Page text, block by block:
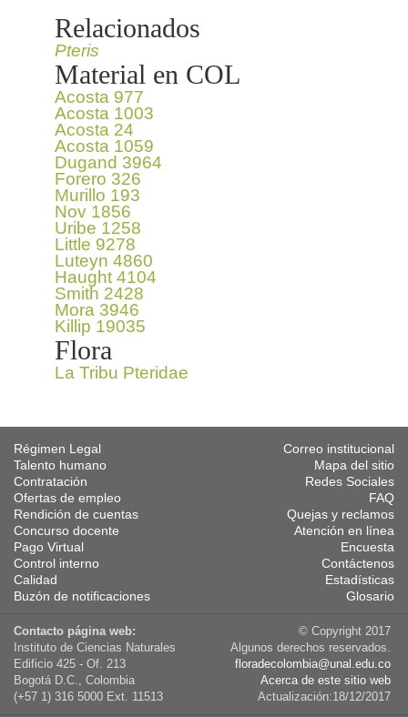
Relacionados
Pteris
Material en COL
Acosta 977
Acosta 1003
Acosta 24
Acosta 1059
Dugand 3964
Forero 326
Murillo 193
Nov 1856
Uribe 1258
Little 9278
Luteyn 4860
Haught 4104
Smith 2428
Mora 3946
Killip 19035
Flora
La Tribu Pteridae
Régimen Legal
Talento humano
Contratación
Ofertas de empleo
Rendición de cuentas
Concurso docente
Pago Virtual
Control interno
Calidad
Buzón de notificaciones
Correo institucional
Mapa del sitio
Redes Sociales
FAQ
Quejas y reclamos
Atención en línea
Encuesta
Contáctenos
Estadísticas
Glosario
Contacto página web:
Instituto de Ciencias Naturales
Edificio 425 - Of. 213
Bogotá D.C., Colombia
(+57 1) 316 5000 Ext. 11513
© Copyright 2017
Algunos derechos reservados.
floradecolombia@unal.edu.co
Acerca de este sitio web
Actualización:18/12/2017